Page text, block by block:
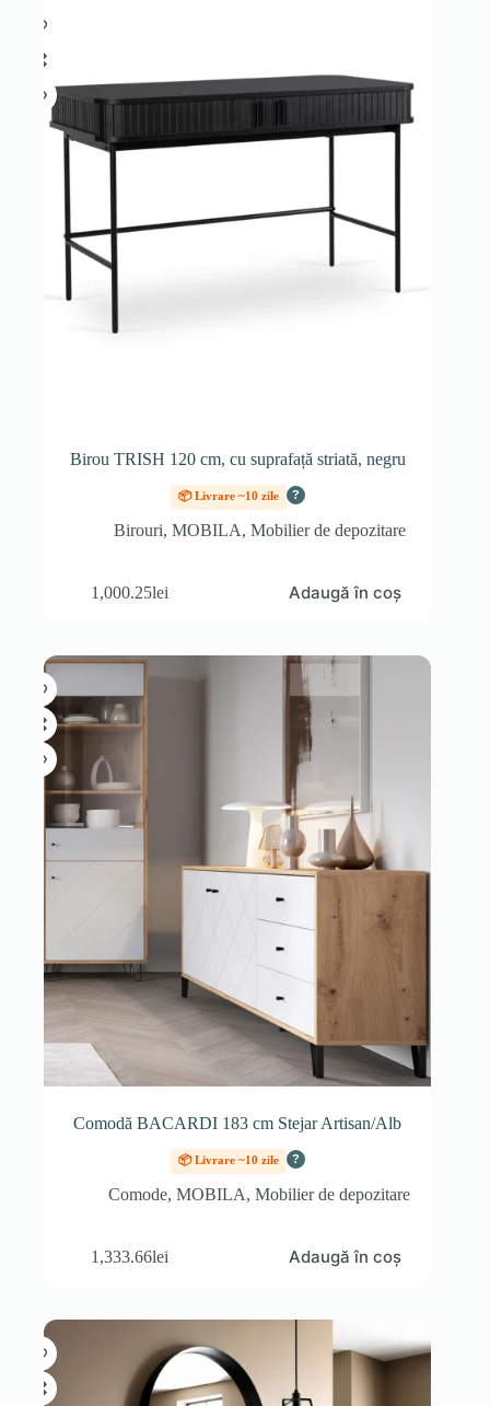
Birou TRISH 120 cm, cu suprafață striată, negru
📦 Livrare ~10 zile ?
Birouri, MOBILA, Mobilier de depozitare
1,000.25lei Adaugă în coș
Comodă BACARDI 183 cm Stejar Artisan/Alb
📦 Livrare ~10 zile ?
Comode,MOBILA,Mobilier de depozitare
1,333.66lei Adaugă în coș